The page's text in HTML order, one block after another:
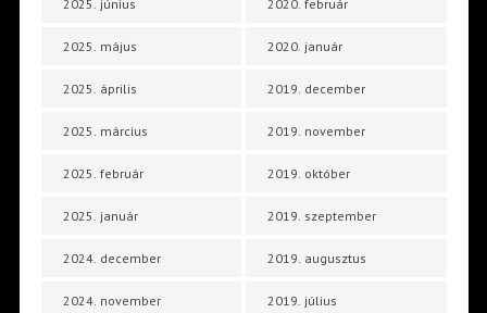
2025. június
2025. május
2025. április
2025. március
2025. február
2025. január
2024. december
2024. november
2020. február
2020. január
2019. december
2019. november
2019. október
2019. szeptember
2019. augusztus
2019. július